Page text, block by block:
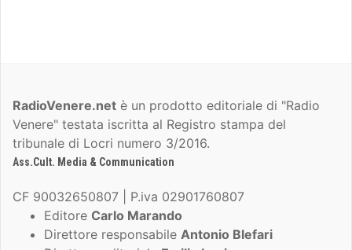
RadioVenere.net è un prodotto editoriale di "Radio
Venere" testata iscritta al Registro stampa del
tribunale di Locri numero 3/2016.
Ass.Cult. Media & Communication
CF 90032650807 | P.iva 02901760807
Editore Carlo Marando
Direttore responsabile Antonio Blefari